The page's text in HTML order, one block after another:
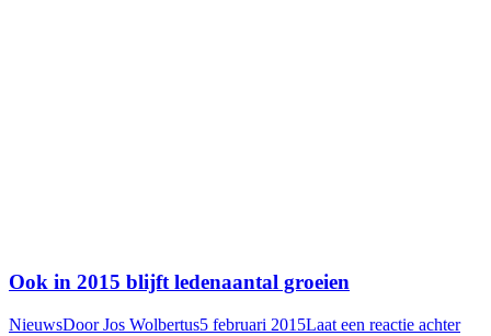
Ook in 2015 blijft ledenaantal groeien
NieuwsDoorJos Wolbertus5 februari 2015Laat een reactie achter